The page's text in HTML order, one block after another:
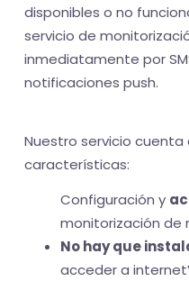
disponibles o no
servicio de
inmediatamente por
notificaciones push.
Nuestro servicio cuenta
características:
Configuración y
monitorización de
No hay que
acceder a